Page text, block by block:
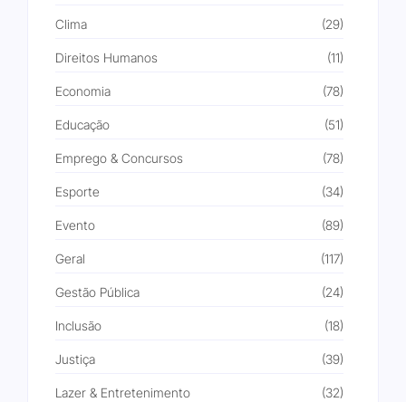
Clima (29)
Direitos Humanos (11)
Economia (78)
Educação (51)
Emprego & Concursos (78)
Esporte (34)
Evento (89)
Geral (117)
Gestão Pública (24)
Inclusão (18)
Justiça (39)
Lazer & Entretenimento (32)